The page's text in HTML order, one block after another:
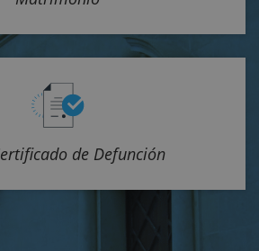
de Defunción